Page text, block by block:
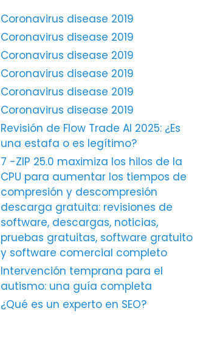
Coronavirus disease 2019
Coronavirus disease 2019
Coronavirus disease 2019
Coronavirus disease 2019
Coronavirus disease 2019
Coronavirus disease 2019
Revisión de Flow Trade AI 2025: ¿Es
una estafa o es legítimo?
7 -ZIP 25.0 maximiza los hilos de la
CPU para aumentar los tiempos de
compresión y descompresión
descarga gratuita: revisiones de
software, descargas, noticias,
pruebas gratuitas, software gratuito
y software comercial completo
Intervención temprana para el
autismo: una guía completa
¿Qué es un experto en SEO?